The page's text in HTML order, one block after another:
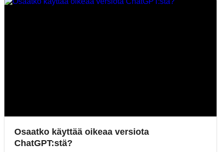
Osaatko käyttää oikeaa versiota
ChatGPT:stä?